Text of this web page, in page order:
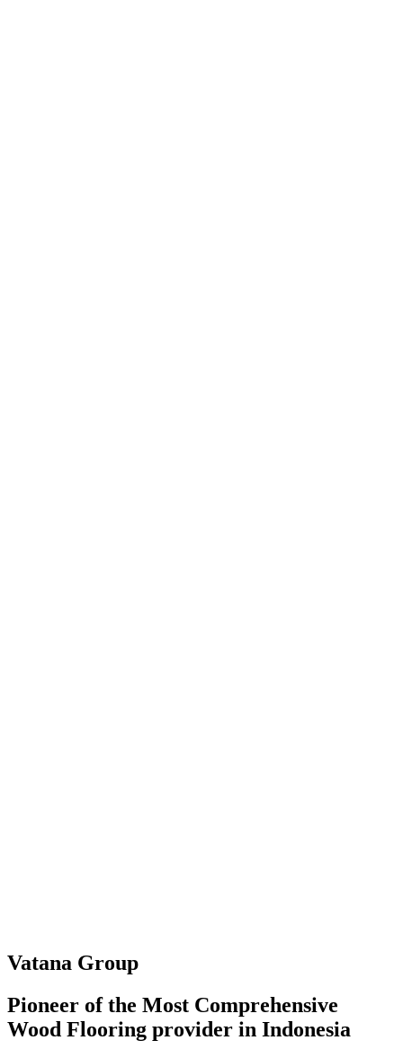
Vatana Group
Pioneer of the Most Comprehensive
Wood Flooring provider in Indonesia